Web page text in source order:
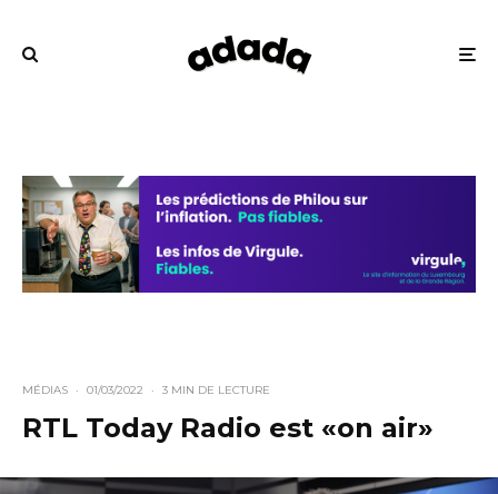
MÉDIAS · 01/03/2022 · 3 MIN DE LECTURE
RTL Today Radio est «on air»